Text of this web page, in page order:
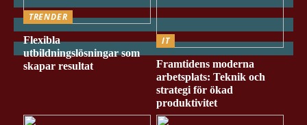
TRENDER
Flexibla
utbildningslösningar som
skapar resultat
IT
Framtidens moderna
arbetsplats: Teknik och
strategi för ökad
produktivitet